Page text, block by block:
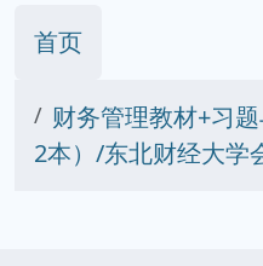
首页
财务管理教材+习
2本）/东北财经大学